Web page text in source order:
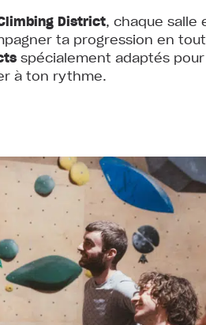
District, chaque salle
ta progression en
spécialement adaptés
à ton rythme.